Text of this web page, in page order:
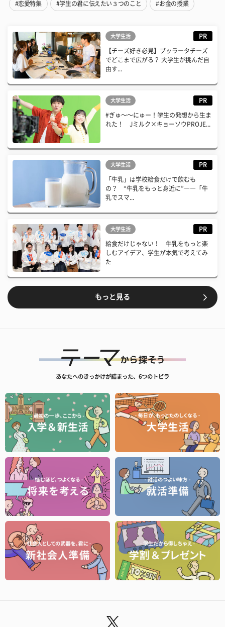
#恋愛特集 #学生の君に伝えたい３つのこと #お金の授業
大学生活 PR
【チーズ好き必見】ブッラータチーズ
でどこまで広がる？ 大学生が挑んだ自
由す...
大学生活 PR
#ぎゅ〜〜にゅー！学生の発想から生ま
れた！ Jミルク×キョーソウPROJE...
大学生活 PR
「牛乳」は学校給食だけで飲むも
の？ “牛乳をもっと身近に”――「牛
乳でスマ...
大学生活 PR
給食だけじゃない！ 牛乳をもっと楽
しむアイデア、学生が本気で考えてみ
た
もっと見る
あなたへのきっかけが詰まった、6つのトビラ